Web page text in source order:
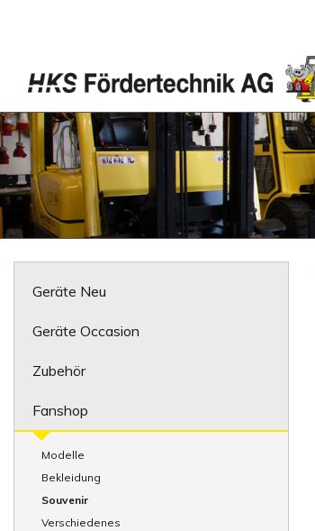
Geräte Neu
Geräte Occasion
Zubehör
Fanshop
Modelle
Bekleidung
Souvenir
Verschiedenes